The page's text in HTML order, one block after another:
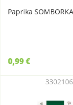
Paprika SOMBORKA
0,99 €